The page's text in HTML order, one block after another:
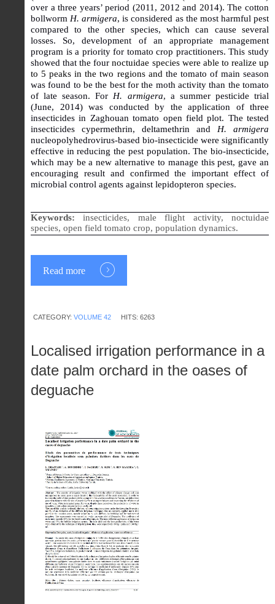
over a three years’ period (2011, 2012 and 2014). The cotton
bollworm H. armigera, is considered as the most harmful pest
compared to the other species, which can cause several
losses. So, development of an appropriate management
program is a priority for tomato crop practitioners. This study
showed that the fournoctuidae species were able to realize up
to 5 peaks in the two regions and the tomato of main season
was found to be the best for the moth activity than the tomato
of late season. For H. armigera, a summer pesticide trial
(June, 2014) was conducted by the application of three
insecticides in Zaghouan tomato open field plot. The tested
insecticides cypermethrin, deltamethrin and H. armigera
nucleopolyhedrovirus-based bio-insecticide were significantly
effective in reducing the pest population. The bio-insecticide,
which may be a new alternative to manage this pest, gave an
encouraging result and confirmed the important effect of
microbial control agents against lepidopteron species.
Keywords:insecticides, male flight activity, noctuidae
species, open field tomato crop, population dynamics.
Read more
CATEGORY: VOLUME 42 HITS: 6263
Localised irrigation performance in a
date palm orchard in the oases of
deguache